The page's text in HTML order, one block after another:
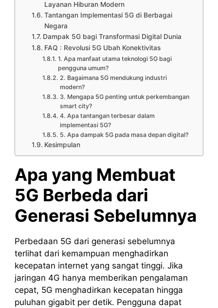
Layanan Hiburan Modern
Tantangan Implementasi 5G di Berbagai
Negara
Dampak 5G bagi Transformasi Digital Dunia
FAQ : Revolusi 5G Ubah Konektivitas
1. Apa manfaat utama teknologi 5G bagi
pengguna umum?
2. Bagaimana 5G mendukung industri
modern?
3. Mengapa 5G penting untuk perkembangan
smart city?
4. Apa tantangan terbesar dalam
implementasi 5G?
5. Apa dampak 5G pada masa depan digital?
Kesimpulan
Apa yang Membuat
5G Berbeda dari
Generasi Sebelumnya
Perbedaan 5G dari generasi sebelumnya
terlihat dari kemampuan menghadirkan
kecepatan internet yang sangat tinggi. Jika
jaringan 4G hanya memberikan pengalaman
cepat, 5G menghadirkan kecepatan hingga
puluhan gigabit per detik. Pengguna dapat